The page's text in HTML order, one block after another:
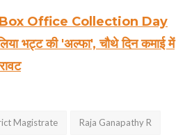
Office Collection Day
भट्ट की 'अल्फा', चौथे दिन कमाई में
Magistrate Raja Ganapathy R